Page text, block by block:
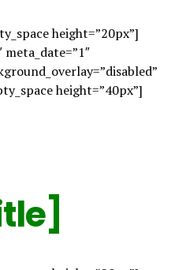
height=”20px”]
height=”40px”]